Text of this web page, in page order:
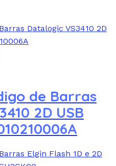
de Barras
2D USB